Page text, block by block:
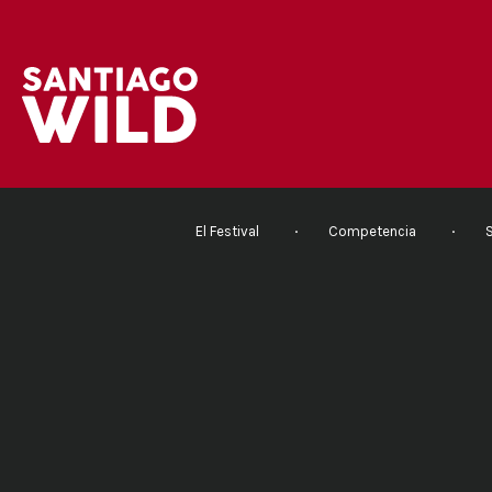
El Festival Competencia